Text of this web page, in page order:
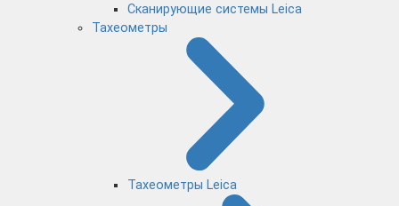
Сканирующие системы Leica
Тахеометры
Тахеометры Leica